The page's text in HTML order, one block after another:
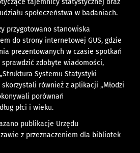
tajemnicy statystycznej oraz
społeczeństwa w badaniach.
przygotowano stanowiska
do strony internetowej GUS, gdzie
prezentowanych w czasie spotkań
zdobyte wiadomości,
Systemu Statystyki
również z aplikacji „Młodzi
porównań
płci i wieku.
publikacje Urzędu
z przeznaczeniem dla bibliotek